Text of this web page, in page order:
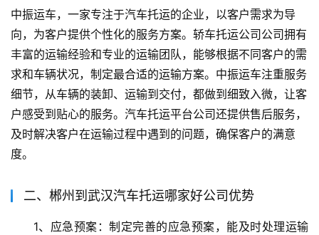
中振运车，一家专注于汽车托运的企业，以客户需求为导
向，为客户提供个性化的服务方案。轿车托运公司公司拥有
丰富的运输经验和专业的运输团队，能够根据不同客户的需
求和车辆状况，制定最合适的运输方案。中振运车注重服务
细节，从车辆的装卸、运输到交付，都做到细致入微，让客
户感受到贴心的服务。汽车托运平台公司还提供售后服务，
及时解决客户在运输过程中遇到的问题，确保客户的满意
度。
二、郴州到武汉汽车托运哪家好公司优势
1、应急预案：制定完善的应急预案，能及时处理运输